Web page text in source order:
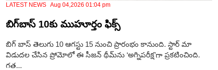
LATEST NEWS Aug 04,2026 01:04 pm
బిగ్‌బాస్ 10కు ముహూర్తం ఫిక్స్
బిగ్ బాస్ తెలుగు 10 ఆగస్టు 15 నుంచి ప్రారంభం కానుంది. స్టార్ మా
విడుదల చేసిన ప్రోమోలో ఈ సీజన్ థీమ్‌ను ‘అగ్నిపరీక్ష’గా ప్రకటించింది.
గత...